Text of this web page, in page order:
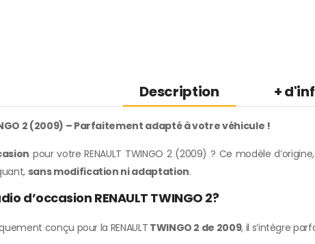
Description +
2 (2009) – Parfaitement adapté à votre véhicule !
pour votre RENAULT TWINGO 2 (2009) ? Ce modèle
sans modification ni adaptation.
d’occasion RENAULT TWINGO 2?
conçu pour la RENAULT TWINGO 2 de 2009, il s’intègre